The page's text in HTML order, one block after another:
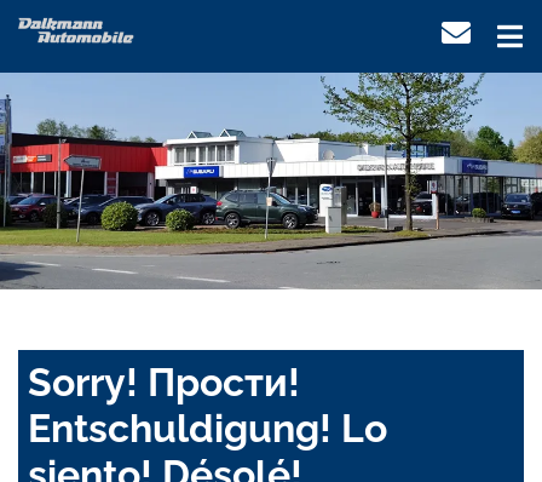
Sorry! Прости!
Entschuldigung! Lo